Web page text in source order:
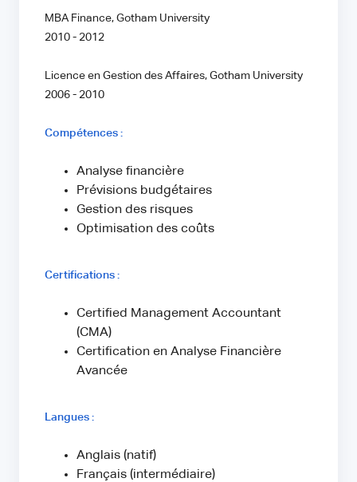
MBA Finance, Gotham University
2010 - 2012
Licence en Gestion des Affaires, Gotham University
2006 - 2010
Compétences :
Analyse financière
Prévisions budgétaires
Gestion des risques
Optimisation des coûts
Certifications :
Certified Management Accountant
(CMA)
Certification en Analyse Financière
Avancée
Langues :
Anglais (natif)
Français (intermédiaire)